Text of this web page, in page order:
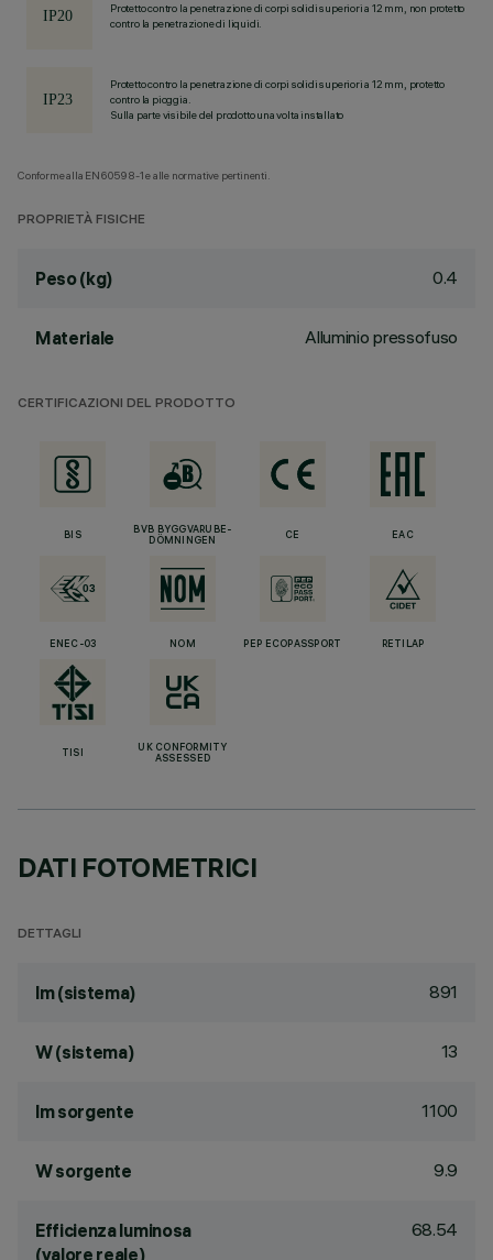
Protetto contro la penetrazione di corpi solidi superiori a 12 mm, non protetto
contro la penetrazione di liquidi.
Protetto contro la penetrazione di corpi solidi superiori a 12 mm, protetto
contro la pioggia.
Sulla parte visibile del prodotto una volta installato
Conforme alla EN60598-1 e alle normative pertinenti.
PROPRIETÀ FISICHE
Peso (kg) 0.4
Materiale Alluminio pressofuso
CERTIFICAZIONI DEL PRODOTTO
BIS
BVB BYGGVARUBE-
DÖMNINGEN
CE EAC
ENEC-03 NOM PEP ECOPASSPORT RETILAP
TISI
UK CONFORMITY
ASSESSED
DATI FOTOMETRICI
DETTAGLI
lm (sistema) 891
W (sistema) 13
lm sorgente 1100
W sorgente 9.9
Efficienza luminosa
(valore reale)
68.54